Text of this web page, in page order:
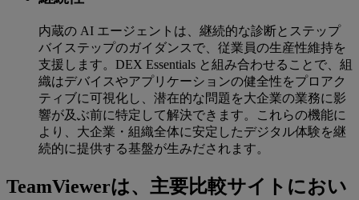
内蔵の AI エージェントは、継続的な診断とステップ
バイステップのガイダンスで、従業員の生産性維持を
支援します。DEX Essentials と組み合わせることで、組
織はデバイスやアプリケーションの健全性をプロアク
ティブに可視化し、潜在的な問題を大企業の業務に影
響が及ぶ前に特定して解決できます。これらの機能に
より、大企業・組織全体に安定したデジタル体験を継
続的に提供する基盤が生みだされます。
TeamViewerは、主要比較サイトにおい